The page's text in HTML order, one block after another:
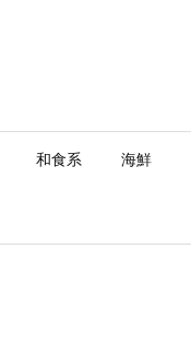
和食系 海鮮